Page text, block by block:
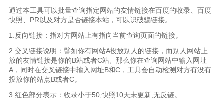
通过本工具可以批量查询指定网站的友情链接在百度的收录、百度
快照、PR以及对方是否链接本站，可以识破骗链接。
1.反向链接：指对方网站上有指向当前查询页面的链接。
2.交叉链接说明：譬如你有网站A投放别人的链接，而别人网站上
放的友情链接是你的B站或者C站。那么你在查询网站中输入网址
A，同时在交叉链接中输入网址B和C，工具会自动检测对方有没有
投放你的站点B或者C。
3.红色部分表示：收录小于50;快照10天未更新;无反链。